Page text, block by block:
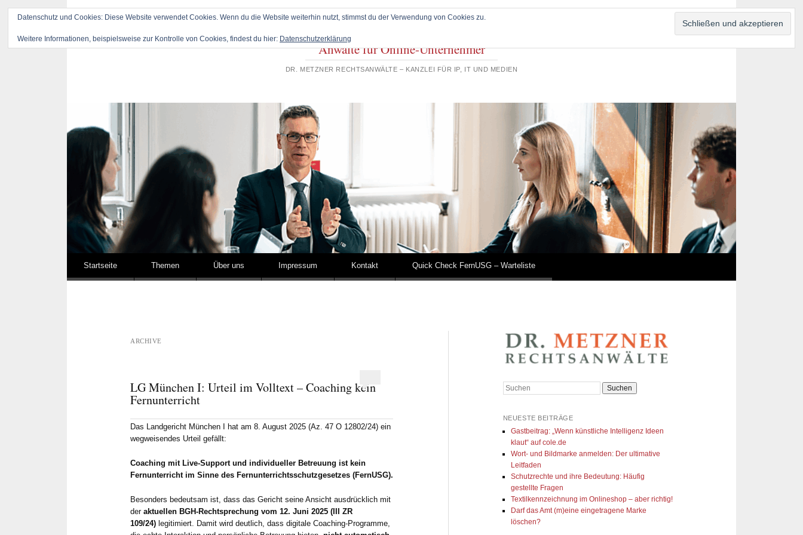
Anwälte für Online-Unternehmer
DR. METZNER RECHTSANWÄLTE – KANZLEI FÜR IP, IT UND MEDIEN
Springe zum Inhalt
Startseite Themen Über uns Impressum Kontakt Quick Check FernUSG – Warteliste
ARCHIVE
LG München I: Urteil im Volltext – Coaching kein
Fernunterricht
Das Landgericht München I hat am 8. August 2025 (Az. 47 O 12802/24) ein
wegweisendes Urteil gefällt:
Coaching mit Live-Support und individueller Betreuung ist kein
Fernunterricht im Sinne des Fernunterrichtsschutzgesetzes (FernUSG).
Besonders bedeutsam ist, dass das Gericht seine Ansicht ausdrücklich mit
der aktuellen BGH-Rechtsprechung vom 12. Juni 2025 (III ZR
109/24) legitimiert. Damit wird deutlich, dass digitale Coaching-Programme,
Suchen
NEUESTE BEITRÄGE
Gastbeitrag: „Wenn künstliche Intelligenz Ideen
klaut“ auf cole.de​
Wort- und Bildmarke anmelden: Der ultimative
Leitfaden
Schutzrechte und ihre Bedeutung: Häufig
gestellte Fragen
Textilkennzeichnung im Onlineshop – aber richtig!
Darf das Amt (m)eine eingetragene Marke
löschen?
Datenschutz und Cookies: Diese Website verwendet Cookies. Wenn du die Website weiterhin nutzt, stimmst du der Verwendung von Cookies zu.
Weitere Informationen, beispielsweise zur Kontrolle von Cookies, findest du hier: Datenschutzerklärung